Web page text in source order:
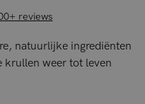
reviews
natuurlijke ingrediënten
krullen weer tot leven